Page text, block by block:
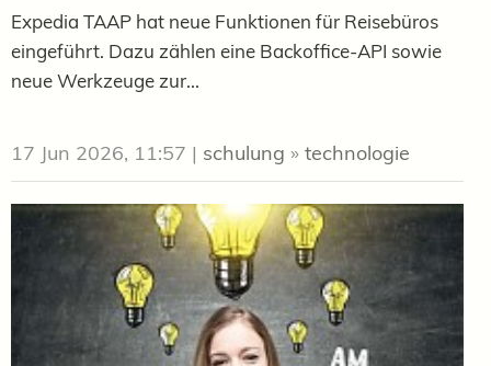
Expedia TAAP hat neue Funktionen für Reisebüros
eingeführt. Dazu zählen eine Backoffice-API sowie
neue Werkzeuge zur...
17 Jun 2026, 11:57 | schulung » technologie